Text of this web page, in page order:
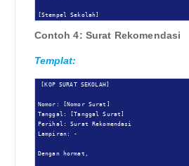
[Stempel Sekolah]
Contoh 4: Surat Rekomendasi
Templat:
[KOP SURAT SEKOLAH]
Nomor: [Nomor Surat]
Tanggal: [Tanggal Surat]
Perihal: Surat Rekomendasi
Lampiran: -
Dengan hormat,